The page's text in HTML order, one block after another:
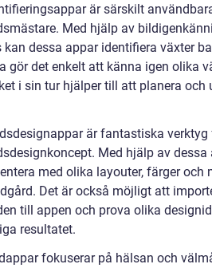
är särskilt
Med hjälp av
kan dessa appar identifiera växter
gör det enkelt att känna igen olika
i sin tur hjälper till att planera
är fantastiska
Med hjälp av
med olika layouter, färger
Det är också möjligt att
till appen och prova olika
resultatet.
fokuserar på hälsan och